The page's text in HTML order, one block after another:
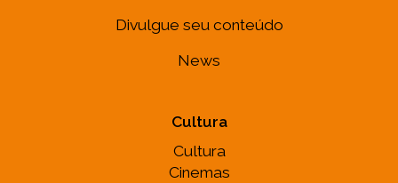
Divulgue seu conteúdo
News
Cultura
Cultura
Cinemas